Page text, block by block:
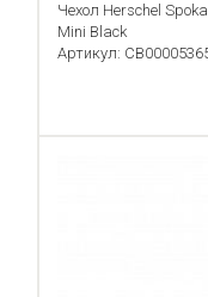
Чехол Herschel
Mini Black
Артикул: